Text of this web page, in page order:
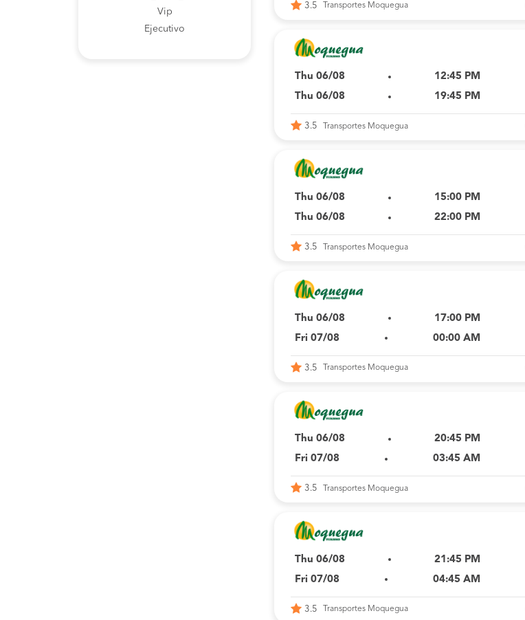
Vip
Ejecutivo
3.5 Transportes Moquegua
Thu 06/08
12:45 PM
Thu 06/08
19:45 PM
3.5 Transportes Moquegua
Thu 06/08
15:00 PM
Thu 06/08
22:00 PM
3.5 Transportes Moquegua
Thu 06/08
17:00 PM
Fri 07/08
00:00 AM
3.5 Transportes Moquegua
Thu 06/08
20:45 PM
Fri 07/08
03:45 AM
3.5 Transportes Moquegua
Thu 06/08
21:45 PM
Fri 07/08
04:45 AM
3.5 Transportes Moquegua